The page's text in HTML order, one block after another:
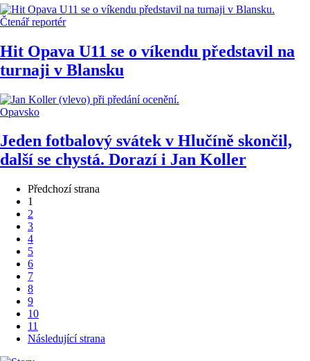
Čtenář reportér
Hit Opava U11 se o víkendu představil na
turnaji v Blansku
Opavsko
Jeden fotbalový svátek v Hlučíně skončil,
další se chystá. Dorazí i Jan Koller
Předchozí strana
1
2
3
4
5
6
7
8
9
10
11
Následující strana